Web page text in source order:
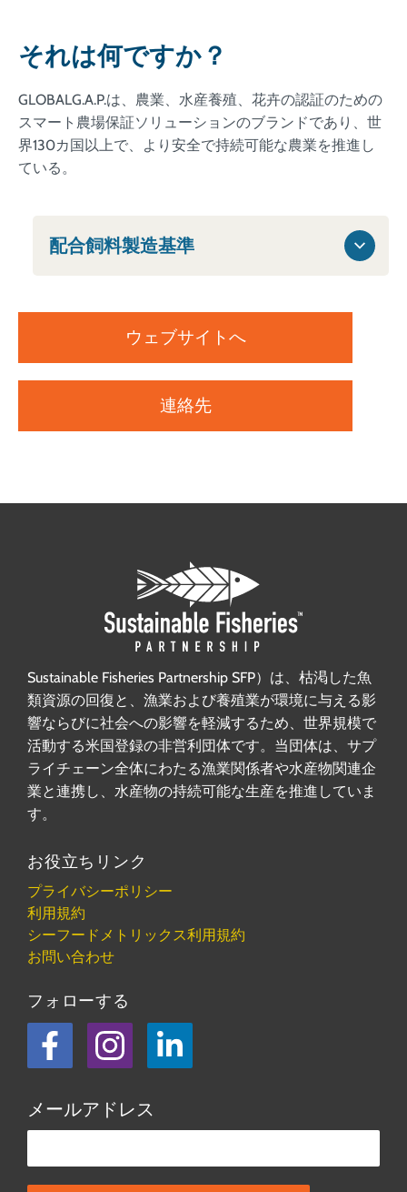
それは何ですか？
GLOBALG.A.P.は、農業、水産養殖、花卉の認証のための
スマート農場保証ソリューションのブランドであり、世
界130カ国以上で、より安全で持続可能な農業を推進し
ている。
配合飼料製造基準
ウェブサイトへ
連絡先
Sustainable Fisheries Partnership SFP）は、枯渇した魚
類資源の回復と、漁業および養殖業が環境に与える影
響ならびに社会への影響を軽減するため、世界規模で
活動する米国登録の非営利団体です。当団体は、サプ
ライチェーン全体にわたる漁業関係者や水産物関連企
業と連携し、水産物の持続可能な生産を推進していま
す。
お役立ちリンク
プライバシーポリシー
利用規約
シーフードメトリックス利用規約
お問い合わせ
フォローする
フェイスブック
Instagram
LinkedIn
メールアドレス